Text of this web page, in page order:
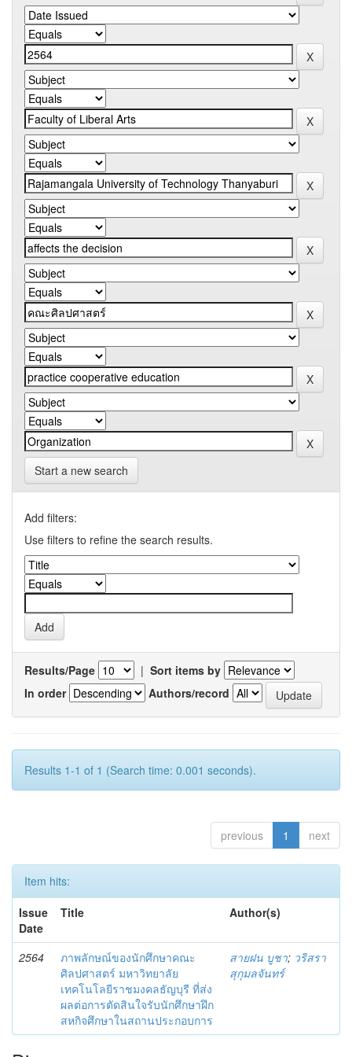
Start a new search
Add filters:
Use filters to refine the search results.
Results/Page | Sort items by
In order
Authors/record
Results 1-1 of 1 (Search time: 0.001 seconds).
previous 1 next
Item hits:
Issue
Date
Title Author(s)
2564
ภาพลักษณ์ของนักศึกษาคณะ
ศิลปศาสตร์ มหาวิทยาลัย
เทคโนโลยีราชมงคลธัญบุรี ที่ส่ง
ผลต่อการตัดสินใจรับนักศึกษาฝึก
สหกิจศึกษาในสถานประกอบการ
สายฝน บูชา; วริสรา
สุกุมลจันทร์